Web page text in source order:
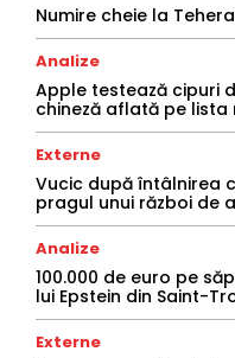
Numire cheie la
Analize
Apple testează cipuri
chineză aflată pe lista
Externe
Vucic după întâlnirea
pragul unui război de
Analize
100.000 de euro pe
lui Epstein din Saint-
Externe